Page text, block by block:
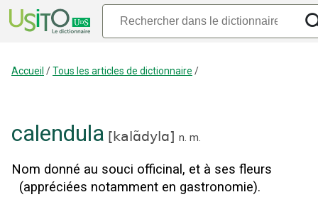
Accueil /Tous les articles de dictionnaire /
calendula [kalɑ̃dylɑ] n. m.
Nom donné au souci officinal, et à ses fleurs
(appréciées notamment en gastronomie).